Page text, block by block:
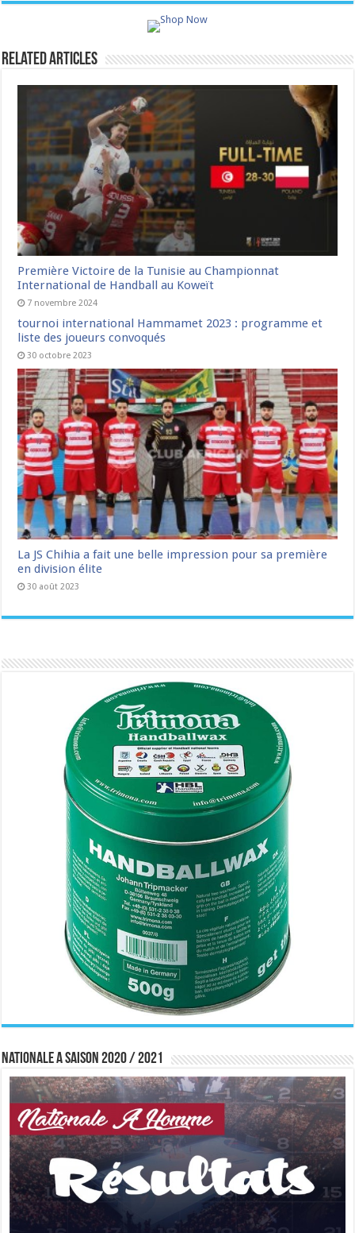
Related Articles
Première Victoire de la Tunisie au Championnat
International de Handball au Koweït
7 novembre 2024
tournoi international Hammamet 2023 : programme et
liste des joueurs convoqués
30 octobre 2023
La JS Chihia a fait une belle impression pour sa première
en division élite
30 août 2023
Nationale A saison 2020 / 2021